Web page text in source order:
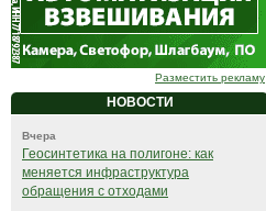
Разместить рекламу
НОВОСТИ
Вчера
Геосинтетика на полигоне: как
меняется инфраструктура
обращения с отходами